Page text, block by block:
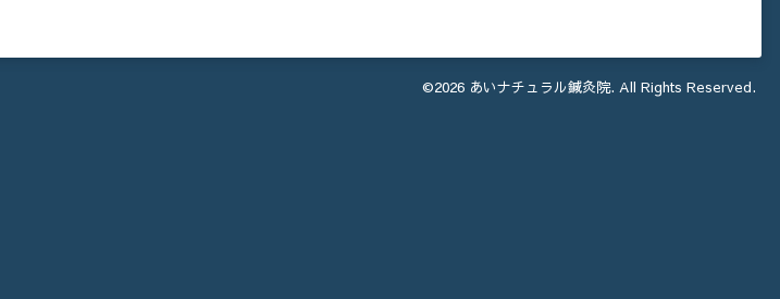
©2026 あいナチュラル鍼灸院. All Rights Reserved.